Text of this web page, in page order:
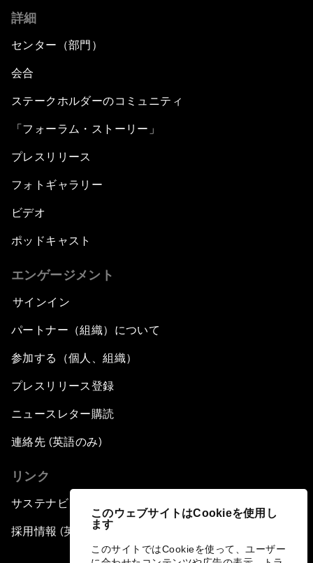
このウェブサイトはCookieを使用し
ます
このサイトではCookieを使って、ユーザー
詳細
センター（部門）
会合
ステークホルダーのコミュニティ
「フォーラム・ストーリー」
プレスリリース
フォトギャラリー
ビデオ
ポッドキャスト
エンゲージメント
サインイン
パートナー（組織）について
参加する（個人、組織）
プレスリリース登録
ニュースレター購読
連絡先 (英語のみ)
リンク
サステナビリティへの取り組み
採用情報 (英語のみ)